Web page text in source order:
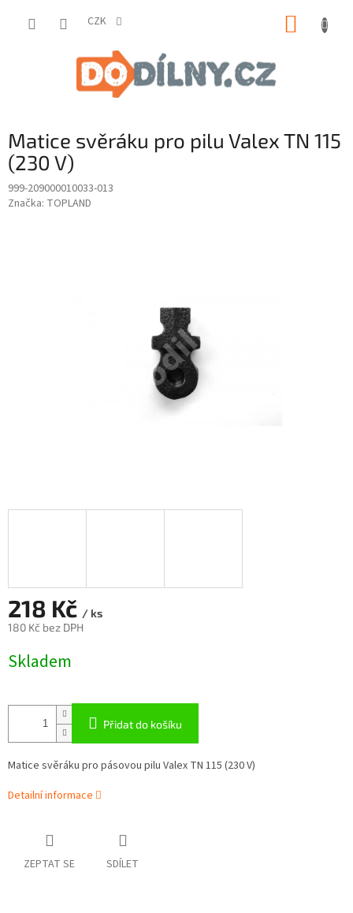
CZK
Matice svěráku pro pilu Valex TN 115
(230 V)
999-209000010033-013
Značka: TOPLAND
218 Kč / ks
180 Kč bez DPH
cena:
Skladem
Přidat do košíku
Matice svěráku pro pásovou pilu Valex TN 115 (230 V)
Detailní informace
ZEPTAT SE SDÍLET